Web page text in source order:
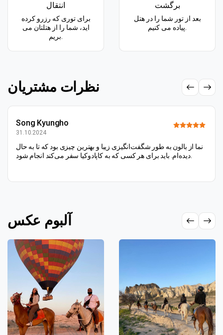
انتقال
برای توری که رزرو کرده
اید، شما را از هتلتان می
برگشت
بعد از تور شما را در هتل
نظرات مشتریان
Song Kyungho
31.10.2024
نما از بالون به طور شگفت‌انگیزی زیبا و بهترین چیزی بود که تا به حال
دیده‌ام. باید برای هر کسی که به کاپادوکیا سفر می‌کند انجام شود.
آلبوم عکس